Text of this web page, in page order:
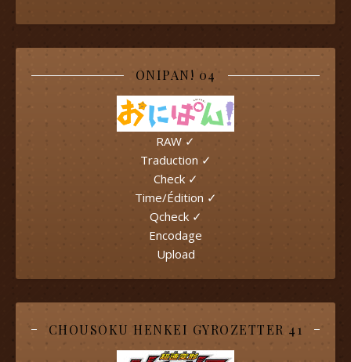
ONIPAN! 04
RAW ✓
Traduction ✓
Check ✓
Time/Édition ✓
Qcheck ✓
Encodage
Upload
CHOUSOKU HENKEI GYROZETTER 41